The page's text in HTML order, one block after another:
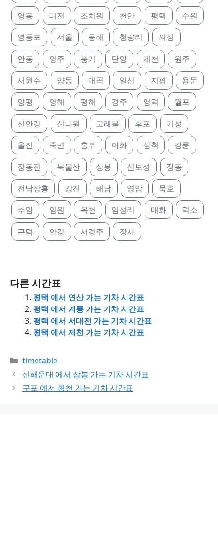
영동 대전 조치원 천안 평택 수원
영등포 서울 동해 청량리 의성
안동 영주 풍기 단양 제천 원주
서원주 양동 매곡 일신 지평 용문
양평 영해 평해 경주 영덕 월포
신안강 신나원 고래불 후포 기성
울진 죽변 흥부 아화 삼척 강릉
정동진 북울산 상봉 신보성 장동
전남장흥 강진 해남 영암 묵호
추암 임원 옥천 임성리 매화 덕소
근덕 안강 서경주 장사
다른 시간표
평택 에서 연산 가는 기차 시간표
평택 에서 계룡 가는 기차 시간표
평택 에서 서대전 가는 기차 시간표
평택 에서 제천 가는 기차 시간표
Categories
timetable
신해운대 에서 상봉 가는 기차 시간표
구포 에서 횡천 가는 기차 시간표